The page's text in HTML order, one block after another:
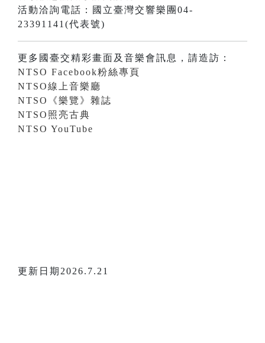
活動洽詢電話：國立臺灣交響樂團04-
23391141(代表號)
更多國臺交精彩畫面及音樂會訊息，請造訪：
NTSO Facebook粉絲專頁
NTSO線上音樂廳
NTSO《樂覽》雜誌
NTSO照亮古典
NTSO YouTube
更新日期2026.7.21